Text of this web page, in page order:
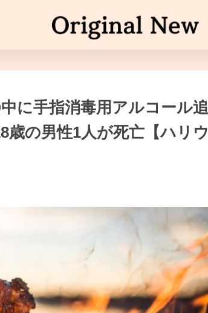
に手指消毒用アルコール追
の男性1人が死亡【ハリウ